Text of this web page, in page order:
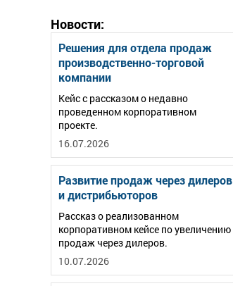
Новости:
Решения для отдела продаж
производственно-торговой
компании
Кейс с рассказом о недавно
проведенном корпоративном
проекте.
16.07.2026
Развитие продаж через дилеров
и дистрибьюторов
Рассказ о реализованном
корпоративном кейсе по увеличению
продаж через дилеров.
10.07.2026